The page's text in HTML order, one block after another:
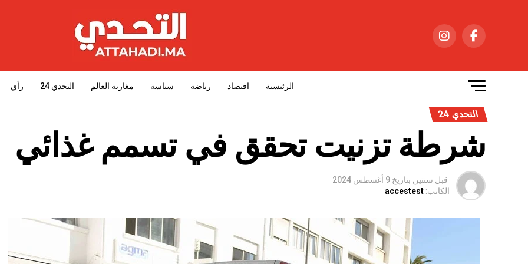
الرئيسية اقتصاد رياضة سياسة مغاربة العالم التحدي 24 رأي
التحدي 24
شرطة تزنيت تحقق في تسمم غذائي
قبل سنتين بتاريخ 9 أغسطس 2024
الكاتب: accestest